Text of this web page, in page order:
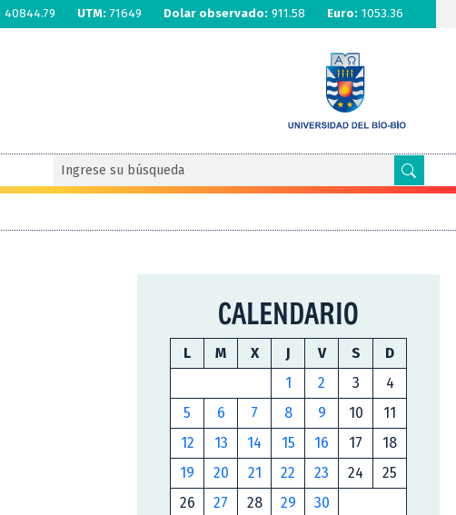
40844.79 UTM: 71649 Dolar observado: 911.58 Euro: 1053.36
CALENDARIO
L M X J V S
D
1
2 3
4
5
6 7 8 9 10
11
12
13 14 15 16 17
18
19
20 21 22 23 24
25
26
27 28 29 30